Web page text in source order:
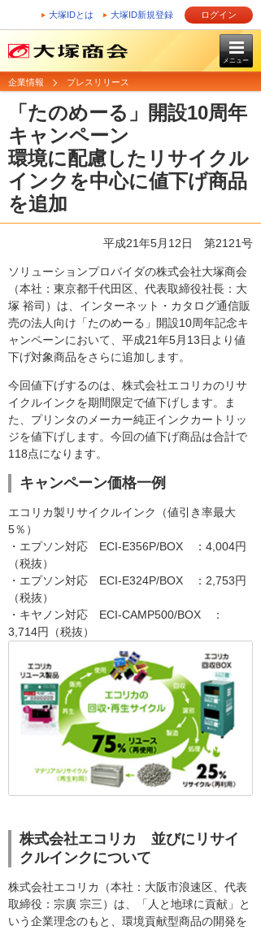
大塚IDとは 大塚ID新規登録 ログイン
メニュー
企業情報 プレスリリース
「たのめーる」開設10周年
キャンペーン
環境に配慮したリサイクル
インクを中心に値下げ商品
を追加
平成21年5月12日 第2121号
ソリューションプロバイダの株式会社大塚商会
（本社：東京都千代田区、代表取締役社長：大
塚 裕司）は、インターネット・カタログ通信販
売の法人向け「たのめーる」開設10周年記念キ
ャンペーンにおいて、平成21年5月13日より値
下げ対象商品をさらに追加します。
今回値下げするのは、株式会社エコリカのリサ
イクルインクを期間限定で値下げします。ま
た、プリンタのメーカー純正インクカートリッ
ジを値下げします。今回の値下げ商品は合計で
118点になります。
キャンペーン価格一例
エコリカ製リサイクルインク（値引き率最大
5％）
・エプソン対応 ECI-E356P/BOX ：4,004円
（税抜）
・エプソン対応 ECI-E324P/BOX ：2,753円
（税抜）
・キヤノン対応 ECI-CAMP500/BOX ：
3,714円（税抜）
株式会社エコリカ 並びにリサイ
クルインクについて
株式会社エコリカ（本社：大阪市浪速区、代表
取締役：宗廣 宗三）は、「人と地球に貢献」と
いう企業理念のもと、環境貢献型商品の開発を